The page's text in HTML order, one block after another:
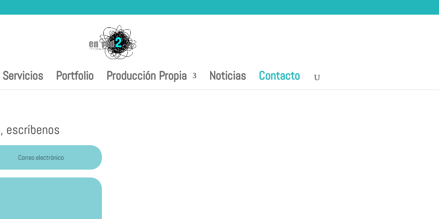
Servicios Portfolio Producción Propia Noticias Contacto
escríbenos